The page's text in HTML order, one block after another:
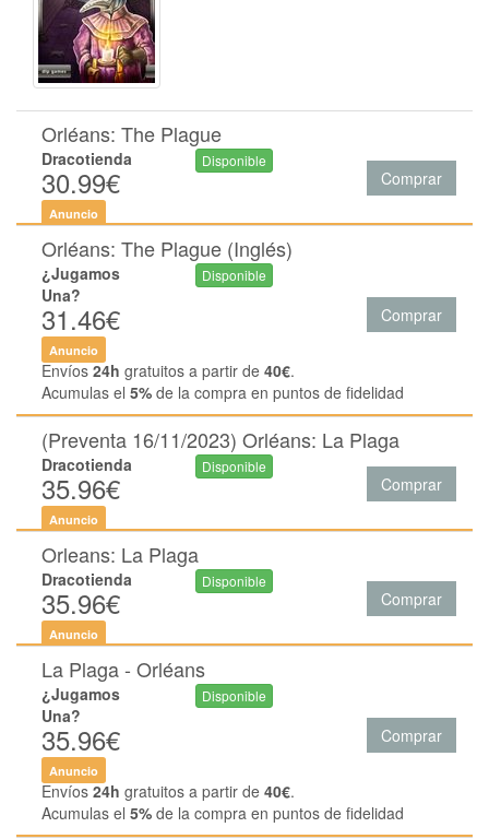
Orléans: The Plague
Dracotienda
30.99€
Disponible
Comprar
Anuncio
Orléans: The Plague (Inglés)
¿Jugamos
Una?
31.46€
Disponible
Comprar
Anuncio
Envíos 24h gratuitos a partir de 40€.
Acumulas el 5% de la compra en puntos de fidelidad
(Preventa 16/11/2023) Orléans: La Plaga
Dracotienda
35.96€
Disponible
Comprar
Anuncio
Orleans: La Plaga
Dracotienda
35.96€
Disponible
Comprar
Anuncio
La Plaga - Orléans
¿Jugamos
Una?
35.96€
Disponible
Comprar
Anuncio
Envíos 24h gratuitos a partir de 40€.
Acumulas el 5% de la compra en puntos de fidelidad